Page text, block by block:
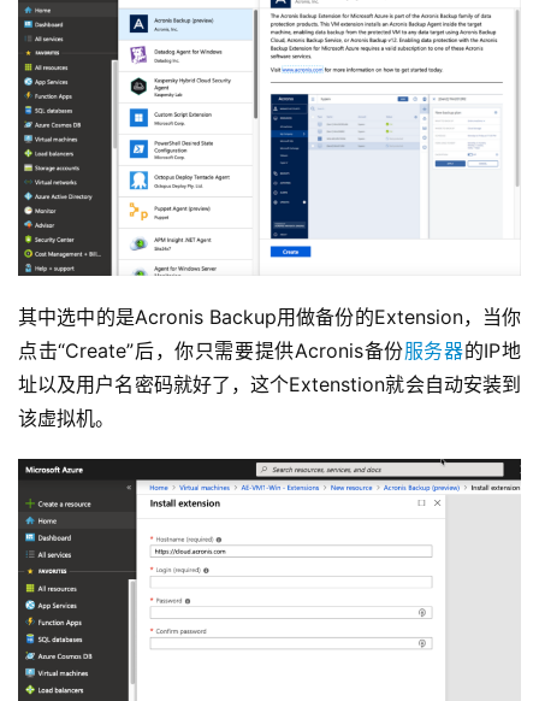
草
凡
博
人
工
智
互
联
网
产
品
中
其中选中的是Acronis Backup用做备份的Extension，当你
点击“Create”后，你只需要提供Acronis备份服务器的IP地
址以及用户名密码就好了，这个Extenstion就会自动安装到
该虚拟机。